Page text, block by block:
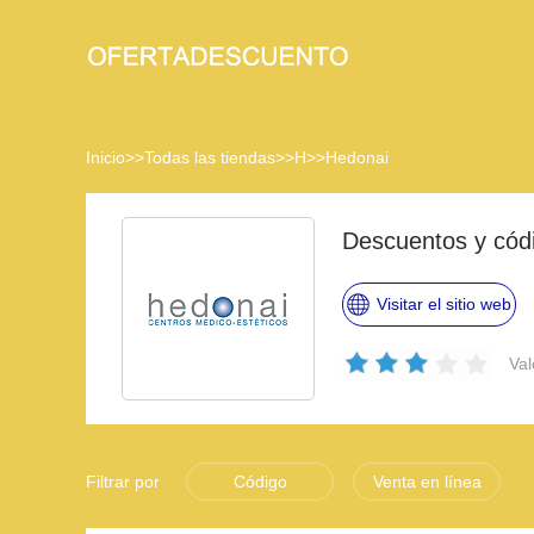
Inicio>>Todas las tiendas>>H>>Hedonai
Descuentos y
Visitar el sitio web
Filtrar por Código Venta en línea